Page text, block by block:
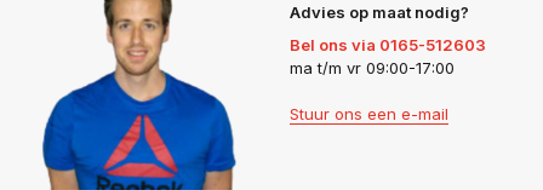
Advies op maat nodig?
Bel ons via 0165-512603
ma t/m vr 09:00-17:00
Stuur ons een e-mail